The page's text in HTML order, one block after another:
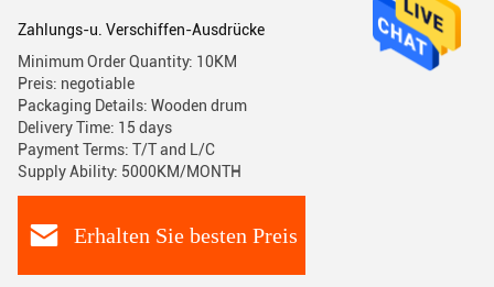
Zahlungs-u. Verschiffen-Ausdrücke
Minimum Order Quantity: 10KM
Preis: negotiable
Packaging Details: Wooden drum
Delivery Time: 15 days
Payment Terms: T/T and L/C
Supply Ability: 5000KM/MONTH
Erhalten Sie besten Preis